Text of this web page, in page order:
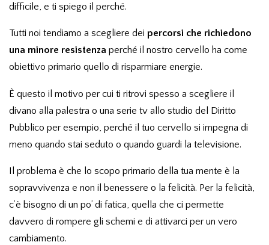
difficile, e ti spiego il perché.
Tutti noi tendiamo a scegliere dei percorsi che richiedono
una minore resistenza perché il nostro cervello ha come
obiettivo primario quello di risparmiare energie.
È questo il motivo per cui ti ritrovi spesso a scegliere il
divano alla palestra o una serie tv allo studio del Diritto
Pubblico per esempio, perché il tuo cervello si impegna di
meno quando stai seduto o quando guardi la televisione.
Il problema è che lo scopo primario della tua mente è la
sopravvivenza e non il benessere o la felicità. Per la felicità,
c’è bisogno di un po’ di fatica, quella che ci permette
davvero di rompere gli schemi e di attivarci per un vero
cambiamento.